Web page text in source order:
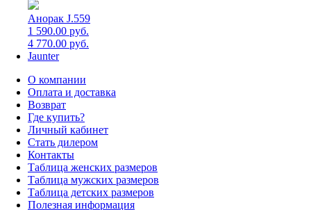
Анорак J.559
1 590.00 руб.
4 770.00 руб.
Jaunter
О компании
Оплата и доставка
Возврат
Где купить?
Личный кабинет
Стать дилером
Контакты
Таблица женских размеров
Таблица мужских размеров
Таблица детских размеров
Полезная информация